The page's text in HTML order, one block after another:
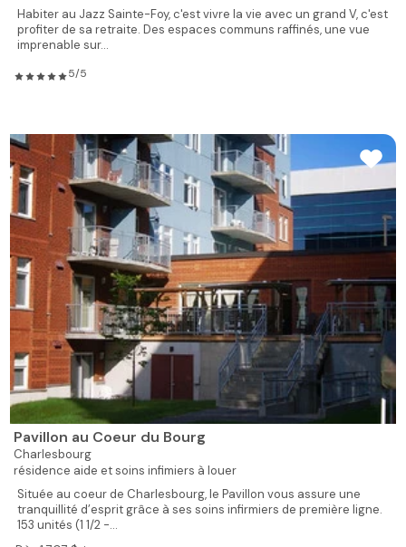
Habiter au Jazz Sainte-Foy, c'est vivre la vie avec un grand V, c'est
profiter de sa retraite. Des espaces communs raffinés, une vue
imprenable sur...
5/5
Pavillon au Coeur du Bourg
Charlesbourg
résidence aide et soins infimiers à louer
Située au coeur de Charlesbourg, le Pavillon vous assure une
tranquillité d’esprit grâce à ses soins infirmiers de première ligne.
153 unités (1 1/2 -...